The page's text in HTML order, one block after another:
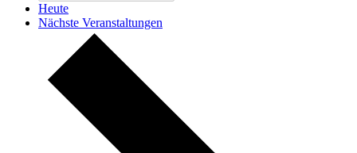
Heute
Nächste Veranstaltungen